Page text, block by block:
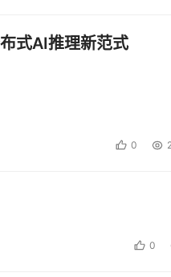
式AI推理新范式
0
0